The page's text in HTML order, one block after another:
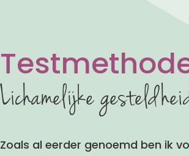
Lichamelijke
Zoals al eerder genoemd ben ik